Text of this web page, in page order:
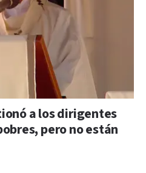
a los dirigentes
pero no están